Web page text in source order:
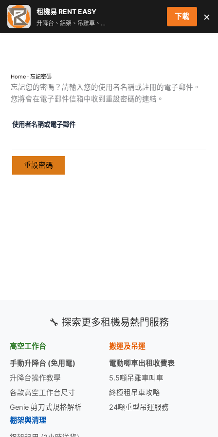
Home-忘記密碼
忘記您的密嗎？請輸入您的使用者名稱或註冊的電子郵件。
您將會在電子郵件信箱中收到重設密碼的連結。
使用者名稱或電子郵件
必
填
重設密碼
🔧 探索更多租機易熱門服務
高空工作台
手動升降台 (免用電)
升降台操作教學
各款高空工作台尺寸
Genie 剪刀式規格解析
搬運及吊運
電動唧車出租收費表
5.5噸吊雞車叫車
終極租吊車攻略
24噸重型吊運服務
棚架與清理
租機易 RENT EASY
升降台、鋁架、吊雞車、街燈車 即時叫車配對服務
下載 ×